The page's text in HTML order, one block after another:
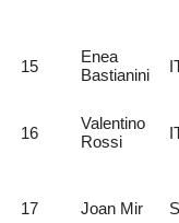
15
Enea
Bastianini
16
Valentino
Rossi
17 Joan Mir